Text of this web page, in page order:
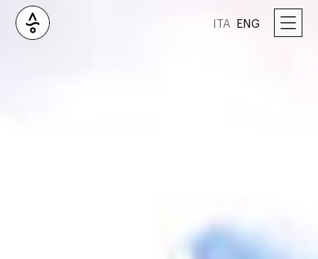
ITA ENG